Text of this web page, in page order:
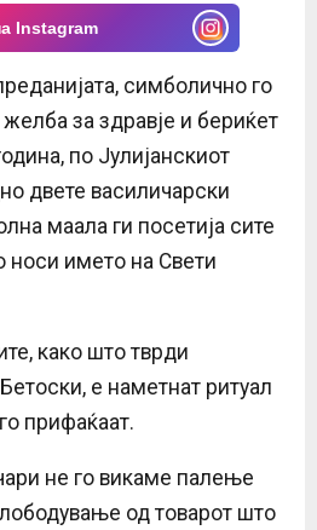
Instagram
симболично го
за здравје и бериќет
по Јулијанскиот
двете василичарски
маала ги посетија сите
носи името на Свети
како што тврди
е наметнат ритуал
прифаќаат.
не го викаме палење
од товарот што